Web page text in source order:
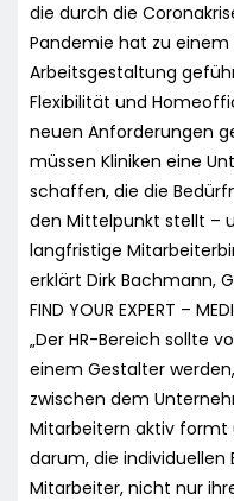
die durch die
Pandemie hat zu
Arbeitsgestaltung
Flexibilität und
neuen Anforderungen
müssen Kliniken eine
schaffen, die die
den Mittelpunkt stellt –
langfristige
erklärt Dirk Bachmann,
FIND YOUR EXPERT –
„Der HR-Bereich sollte
einem Gestalter
zwischen dem
Mitarbeitern aktiv formt
darum, die individuellen
Mitarbeiter, nicht nur